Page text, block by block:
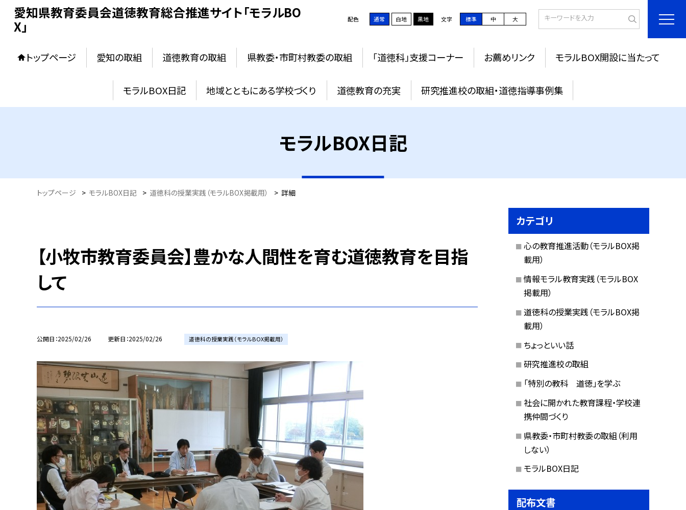
愛知県教育委員会道徳教育総合推進サイト「モラルBO
X」
配色 通常 白地 黒地 文字 標準 中 大
トップページ 愛知の取組 道徳教育の取組 県教委・市町村教委の取組 「道徳科」支援コーナー お薦めリンク モラルBOX開設に当たって
モラルBOX日記 地域とともにある学校づくり 道徳教育の充実 研究推進校の取組・道徳指導事例集
モラルBOX日記
トップページ > モラルBOX日記 > 道徳科の授業実践（モラルBOX掲載用） > 詳細
【小牧市教育委員会】豊かな人間性を育む道徳教育を目指
して
公開日 2025/02/26 更新日 2025/02/26 道徳科の授業実践（モラルBOX掲載用）
カテゴリ
心の教育推進活動（モラルBOX掲
載用）
情報モラル教育実践（モラルBOX
掲載用）
道徳科の授業実践（モラルBOX掲
載用）
ちょっといい話
研究推進校の取組
「特別の教科 道徳」を学ぶ
社会に開かれた教育課程・学校連
携仲間づくり
県教委・市町村教委の取組（利用
しない）
モラルBOX日記
配布文書